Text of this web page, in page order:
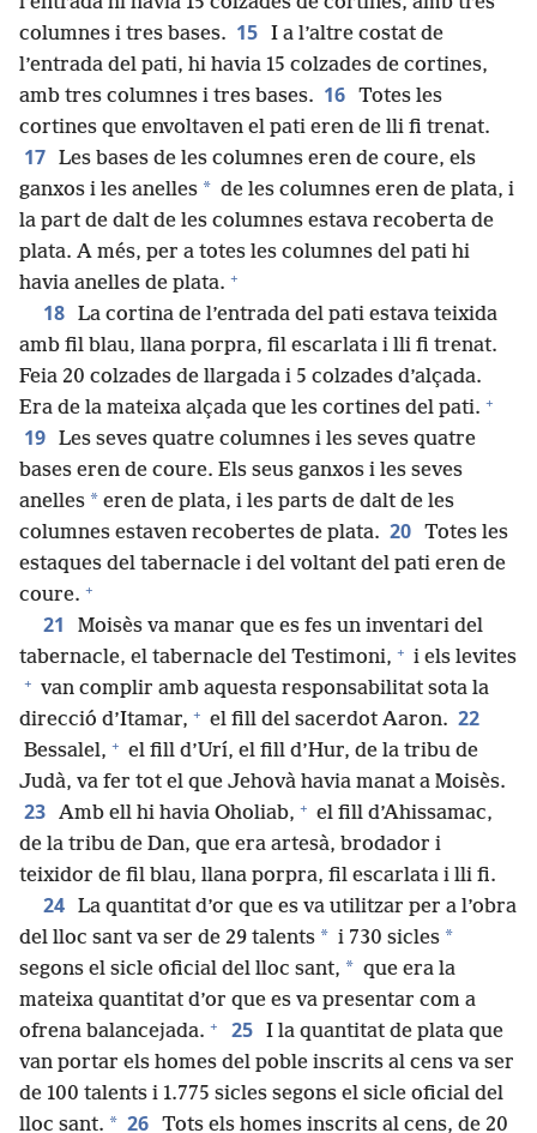
columnes i tres bases. 15 I a l’altre costat de
l’entrada del pati, hi havia 15 colzades de cortines,
amb tres columnes i tres bases. 16 Totes les
cortines que envoltaven el pati eren de lli fi trenat.
17 Les bases de les columnes eren de coure, els
ganxos i les anelles * de les columnes eren de plata, i
la part de dalt de les columnes estava recoberta de
plata. A més, per a totes les columnes del pati hi
havia anelles de plata. +
18 La cortina de l’entrada del pati estava teixida
amb fil blau, llana porpra, fil escarlata i lli fi trenat.
Feia 20 colzades de llargada i 5 colzades d’alçada.
Era de la mateixa alçada que les cortines del pati. +
19 Les seves quatre columnes i les seves quatre
bases eren de coure. Els seus ganxos i les seves
anelles * eren de plata, i les parts de dalt de les
columnes estaven recobertes de plata. 20 Totes les
estaques del tabernacle i del voltant del pati eren de
coure. +
21
Moisès va manar que es fes un inventari del
tabernacle, el tabernacle del Testimoni, + i els levites
+ van complir amb aquesta responsabilitat sota la
direcció d’Itamar, + el fill del sacerdot Aaron. 22
Bessalel, + el fill d’Urí, el fill d’Hur, de la tribu de
Judà, va fer tot el que Jehovà havia manat a Moisès.
23 Amb ell hi havia Oholiab, + el fill d’Ahissamac,
de la tribu de Dan, que era artesà, brodador i
teixidor de fil blau, llana porpra, fil escarlata i lli fi.
24 La quantitat d’or que es va utilitzar per a l’obra
del lloc sant va ser de 29 talents * i 730 sicles *
segons el sicle oficial del lloc sant, * que era la
mateixa quantitat d’or que es va presentar com a
ofrena balancejada. + 25 I la quantitat de plata que
van portar els homes del poble inscrits al cens va ser
de 100 talents i 1.775 sicles segons el sicle oficial del
lloc sant. * 26 Tots els homes inscrits al cens, de 20